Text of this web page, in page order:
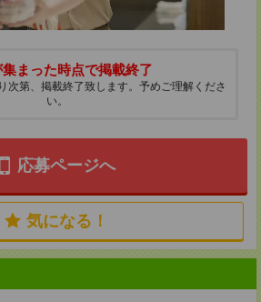
集まった時点で掲載終了
次第、掲載終了致します。予めご理解くださ
い。
応募ページへ
気になる！